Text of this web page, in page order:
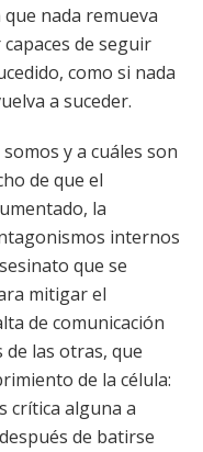
nada remueva
de seguir
como si nada
a suceder.
y a cuáles son
de que el
la
internos
que se
mitigar el
de comunicación
las otras, que
de la célula:
crítica alguna a
de batirse